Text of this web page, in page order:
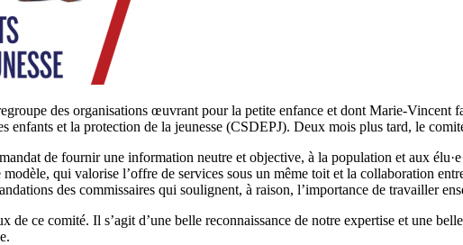
des organisations œuvrant pour la petite enfance et dont Marie-Vincent
enfants et la protection de la jeunesse (CSDEPJ). Deux mois plus tard, le
de fournir une information neutre et objective, à la population et aux
qui valorise l’offre de services sous un même toit et la collaboration
des commissaires qui soulignent, à raison, l’importance de travailler
ce comité. Il s’agit d’une belle reconnaissance de notre expertise et une